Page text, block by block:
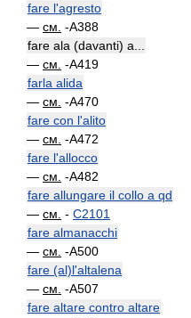
fare l'agresto
— см. -A388
fare ala (davanti) a...
— см. -A419
farla alida
— см. -A470
fare con l'alito
— см. -A472
fare l'allocco
— см. -A482
fare allungare il collo a qd
— см. - C2101
fare almanacchi
— см. -A500
fare (al)l'altalena
— см. -A507
fare altare contro altare